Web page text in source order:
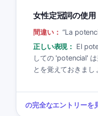
女性定冠詞の使用
間違い： “La
正しい表現： El
しての 'potencial'
とを覚えておきまし
の完全なエントリーを